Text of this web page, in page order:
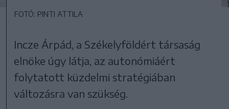
FOTÓ: PINTI ATTILA
Incze Árpád, a Székelyföldért társaság
elnöke úgy látja, az autonómiáért
folytatott küzdelmi stratégiában
változásra van szükség.